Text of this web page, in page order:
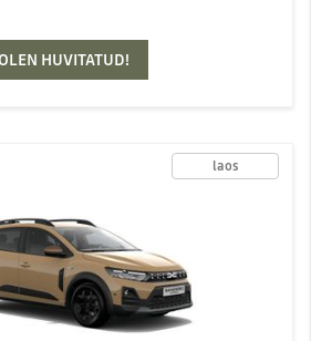
OLEN HUVITATUD!
laos